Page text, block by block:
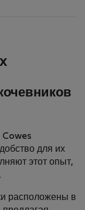
Cowes
для их
этот опыт,
расположены в